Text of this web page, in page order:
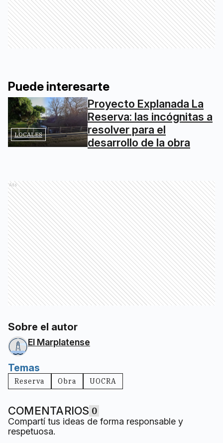
Puede interesarte
LOCALES
Proyecto Explanada La
Reserva: las incógnitas a
resolver para el
desarrollo de la obra
Ads
Sobre el autor
El Marplatense
Temas
Reserva Obra UOCRA
COMENTARIOS 0
Compartí tus ideas de forma responsable y
respetuosa.